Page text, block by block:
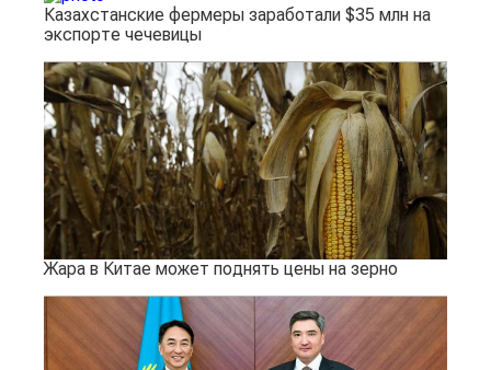
Казахстанские фермеры заработали $35 млн на
экспорте чечевицы
Жара в Китае может поднять цены на зерно